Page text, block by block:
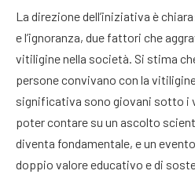
La direzione dell’iniziativa è
e l’ignoranza, due fattori che
vitiligine nella società. Si stima
persone convivano con la
significativa sono giovani sotto i
poter contare su un ascolto
diventa fondamentale, e un
doppio valore educativo e di